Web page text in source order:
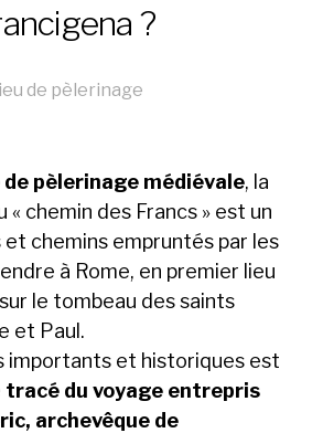
?
de pèlerinage
pèlerinage médiévale, la
« chemin des Francs » est un
chemins empruntés par les
à Rome, en premier lieu
le tombeau des saints
et Paul.
importants et historiques est
tracé du voyage entrepris
archevêque de